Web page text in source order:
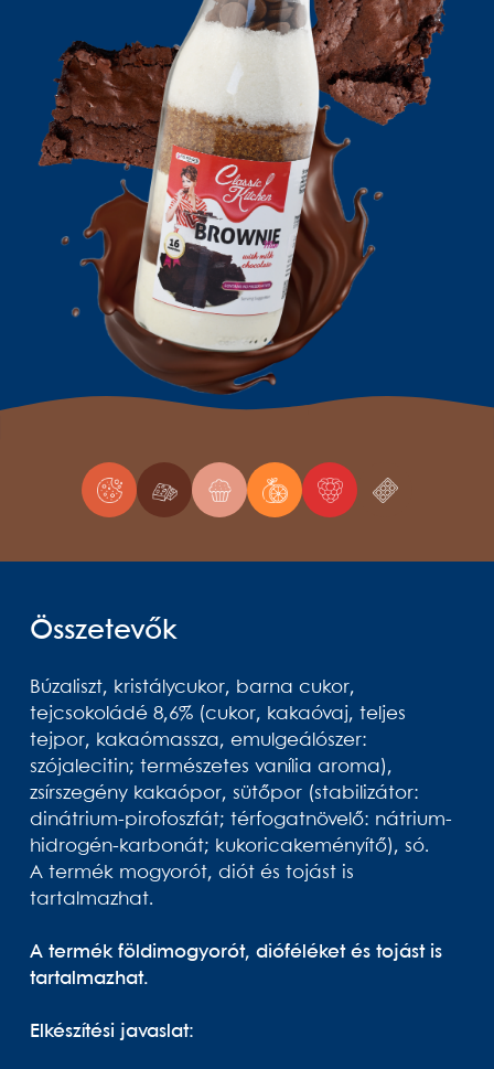
Összetevők
Búzaliszt, kristálycukor, barna cukor,
tejcsokoládé 8,6% (cukor, kakaóvaj, teljes
tejpor, kakaómassza, emulgeálószer:
szójalecitin; természetes vanília aroma),
zsírszegény kakaópor, sütőpor (stabilizátor:
dinátrium-pirofoszfát; térfogatnövelő: nátrium-
hidrogén-karbonát; kukoricakeményítő), só.
A termék mogyorót, diót és tojást is
tartalmazhat.
A termék földimogyorót, dióféléket és tojást is
tartalmazhat.
Elkészítési javaslat: